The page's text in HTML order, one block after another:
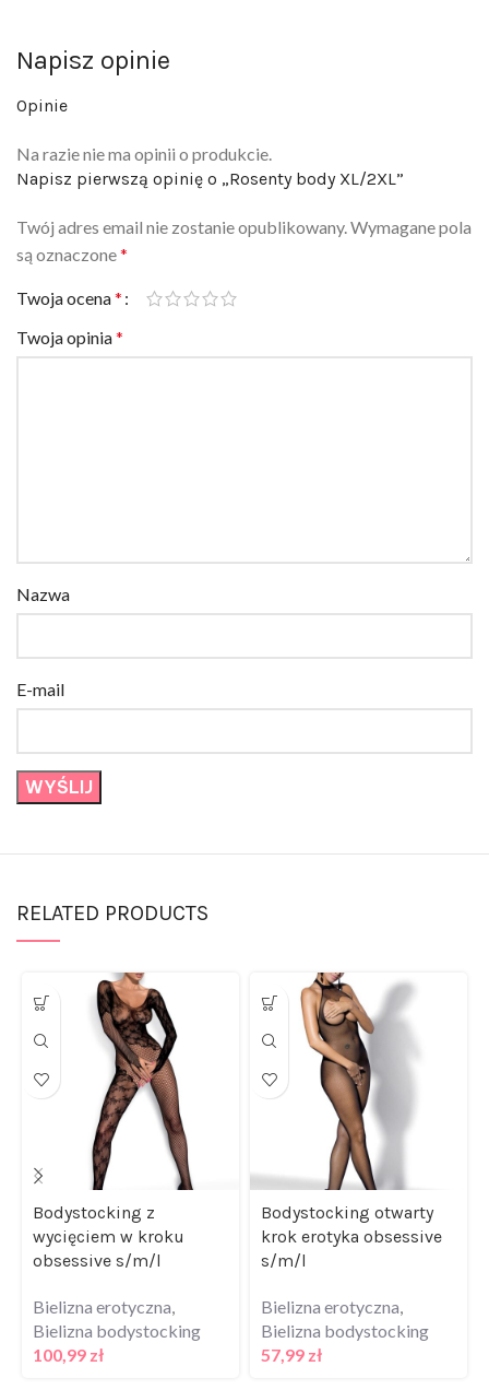
Napisz opinie
Opinie
Na razie nie ma opinii o produkcie.
Napisz pierwszą opinię o „Rosenty body XL/2XL”
Twój adres email nie zostanie opublikowany.
Wymagane pola
*
Twoja ocena
*
Twoja opinia
*
Nazwa
E-mail
RELATED PRODUCTS
Bodystocking z
wycięciem w kroku
obsessive s/m/l
Bielizna erotyczna
Bielizna bodystocking
100,99
zł
Bodystocking otwarty
krok erotyka obsessive
s/m/l
Bielizna erotyczna
Bielizna bodystocking
57,99
zł